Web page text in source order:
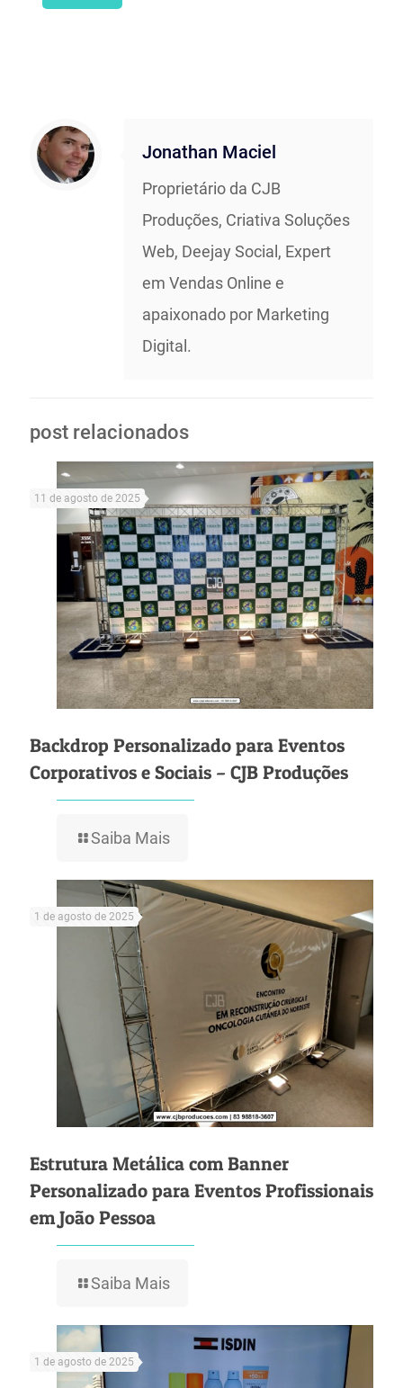
Jonathan Maciel
Proprietário da CJB
Produções, Criativa Soluções
Web, Deejay Social, Expert
em Vendas Online e
apaixonado por Marketing
Digital.
post relacionados
11 de agosto de 2025
Backdrop Personalizado para Eventos
Corporativos e Sociais – CJB Produções
Saiba Mais
1 de agosto de 2025
Estrutura Metálica com Banner
Personalizado para Eventos Profissionais
em João Pessoa
Saiba Mais
1 de agosto de 2025